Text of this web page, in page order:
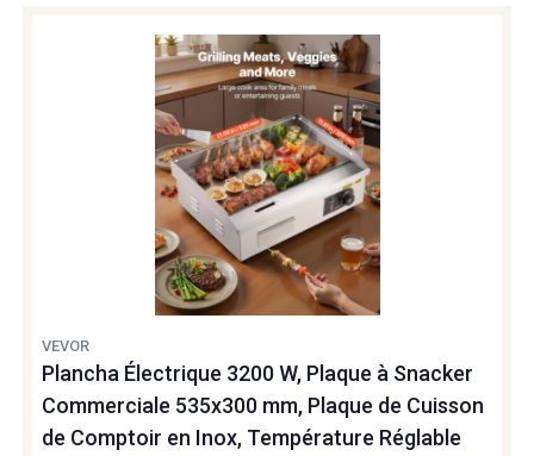
VEVOR
Plancha Électrique 3200 W, Plaque à Snacker
Commerciale 535x300 mm, Plaque de Cuisson
de Comptoir en Inox, Température Réglable